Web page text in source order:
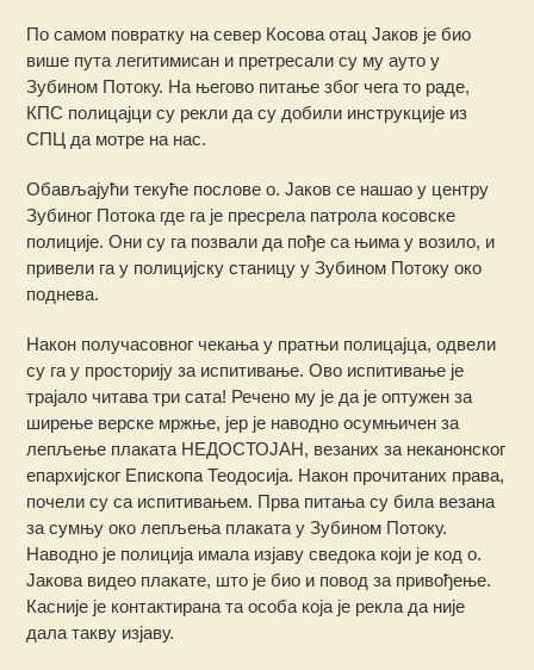
По самом повратку на север Косова отац Јаков је био
више пута легитимисан и претресали су му ауто у
Зубином Потоку. На његово питање због чега то раде,
КПС полицајци су рекли да су добили инструкције из
СПЦ да мотре на нас.
Обављајући текуће послове о. Јаков се нашао у центру
Зубиног Потока где га је пресрела патрола косовске
полиције. Они су га позвали да пође са њима у возило, и
привели га у полицијску станицу у Зубином Потоку око
поднева.
Након получасовног чекања у пратњи полицајца, одвели
су га у просторију за испитивање. Ово испитивање је
трајало читава три сата! Речено му је да је оптужен за
ширење верске мржње, јер је наводно осумњичен за
лепљење плаката НЕДОСТОЈАН, везаних за неканонског
епархијског Епископа Теодосија. Након прочитаних права,
почели су са испитивањем. Прва питања су била везана
за сумњу око лепљења плаката у Зубином Потоку.
Наводно је полиција имала изјаву сведока који је код о.
Јакова видео плакате, што је био и повод за привођење.
Касније је контактирана та особа која је рекла да није
дала такву изјаву.